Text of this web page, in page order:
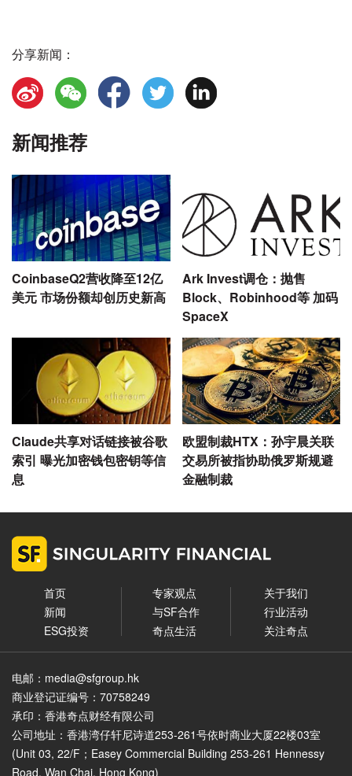
分享新闻：
新闻推荐
CoinbaseQ2营收降至12亿
美元 市场份额却创历史新高
Ark Invest调仓：抛售
Block、Robinhood等 加码
SpaceX
Claude共享对话链接被谷歌
索引 曝光加密钱包密钥等信
息
欧盟制裁HTX：孙宇晨关联
交易所被指协助俄罗斯规避
金融制裁
首页
新闻
ESG投资
专家观点
与SF合作
奇点生活
关于我们
行业活动
关注奇点
电邮：media@sfgroup.hk
商业登记证编号：70758249
承印：香港奇点财经有限公司
公司地址：香港湾仔轩尼诗道253-261号依时商业大厦22楼03室
(Unit 03, 22/F；Easey Commercial Building 253-261 Hennessy
Road, Wan Chai, Hong Kong)